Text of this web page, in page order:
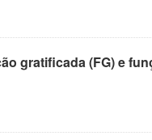
gratificada (FG) e